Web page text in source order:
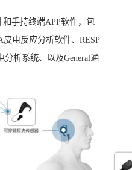
手持终端APP软件，包
电反应分析软件、RESP
分析系统、以及General通